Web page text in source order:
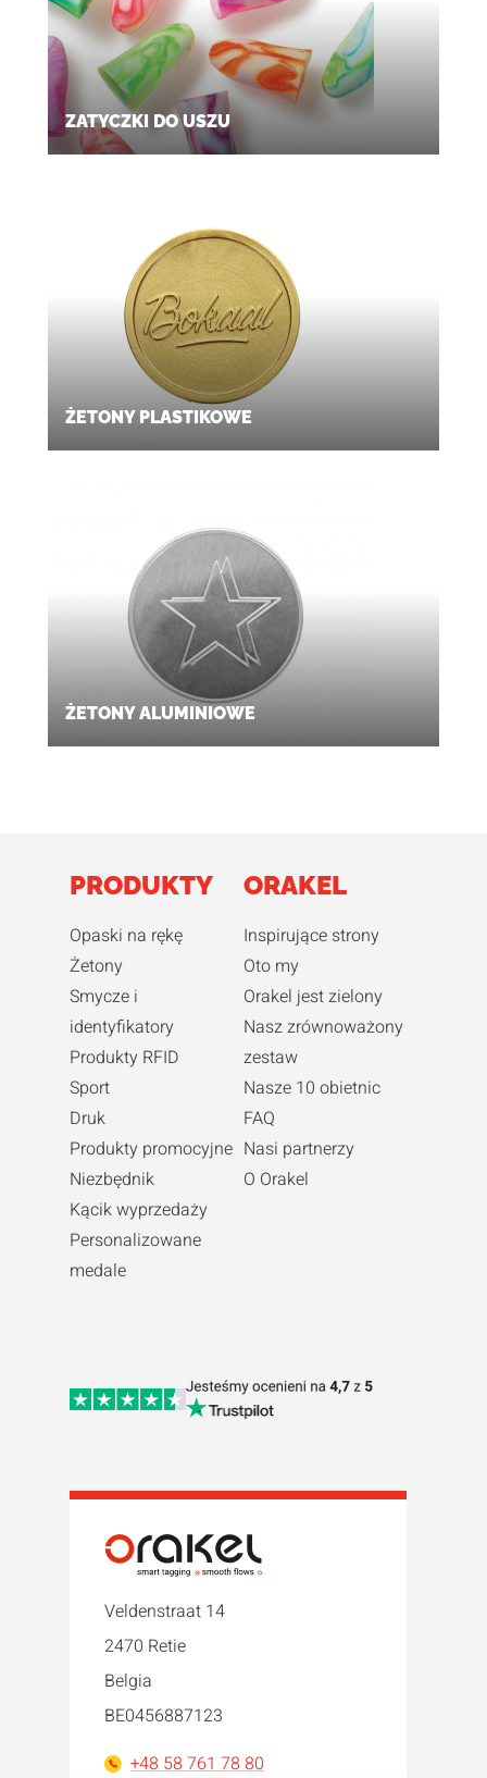
ZATYCZKI DO USZU
ŻETONY PLASTIKOWE
ŻETONY ALUMINIOWE
PRODUKTY
Opaski na rękę
Żetony
Smycze i
identyfikatory
Produkty RFID
Sport
Druk
Produkty promocyjne
Niezbędnik
Kącik wyprzedaży
Personalizowane
medale
ORAKEL
Inspirujące strony
Oto my
Orakel jest zielony
Nasz zrównoważony
zestaw
Nasze 10 obietnic
FAQ
Nasi partnerzy
O Orakel
Veldenstraat 14
2470 Retie
Belgia
BE0456887123
+48 58 761 78 80